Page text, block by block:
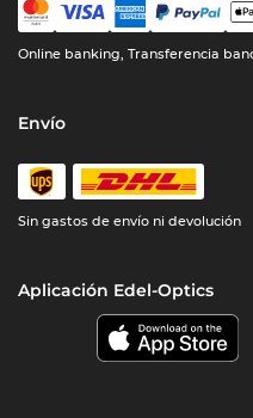
Online banking, Transferencia
Envío
Sin gastos de envío ni devolución
Aplicación Edel-Optics